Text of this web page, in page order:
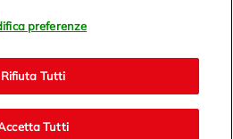
Via Enzo Ratti, 2 - 22070
- REA MI 1137002 -
preferenze
Rifiuta Tutti
Tutti